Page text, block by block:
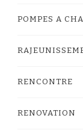
POMPES A
RENCONTRE
RENOVATION